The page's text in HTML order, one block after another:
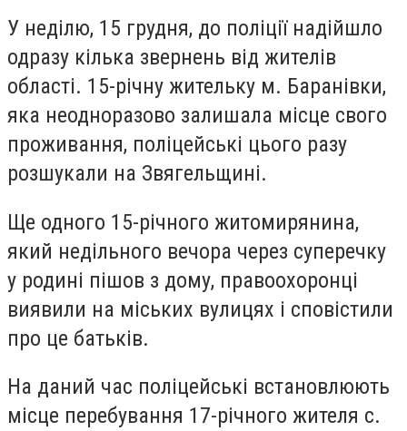
У неділю, 15 грудня, до поліції надійшло
одразу кілька звернень від жителів
області. 15-річну жительку м. Баранівки,
яка неодноразово залишала місце свого
проживання, поліцейські цього разу
розшукали на Звягельщині.
Ще одного 15-річного житомирянина,
який недільного вечора через суперечку
у родині пішов з дому, правоохоронці
виявили на міських вулицях і сповістили
про це батьків.
На даний час поліцейські встановлюють
місце перебування 17-річного жителя с.